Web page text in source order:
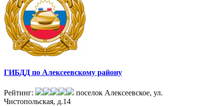
ГИБДД по Алексеевскому району
Рейтинг:
поселок Алексеевское, ул.
Чистопольская, д.14